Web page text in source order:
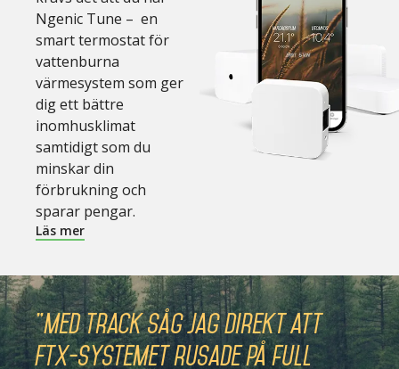
Ngenic Tune – en
smart termostat för
vattenburna
värmesystem som ger
dig ett bättre
inomhusklimat
samtidigt som du
minskar din
förbrukning och
sparar pengar.
Läs mer
"Med Track såg jag direkt att
FTX-systemet rusade på full